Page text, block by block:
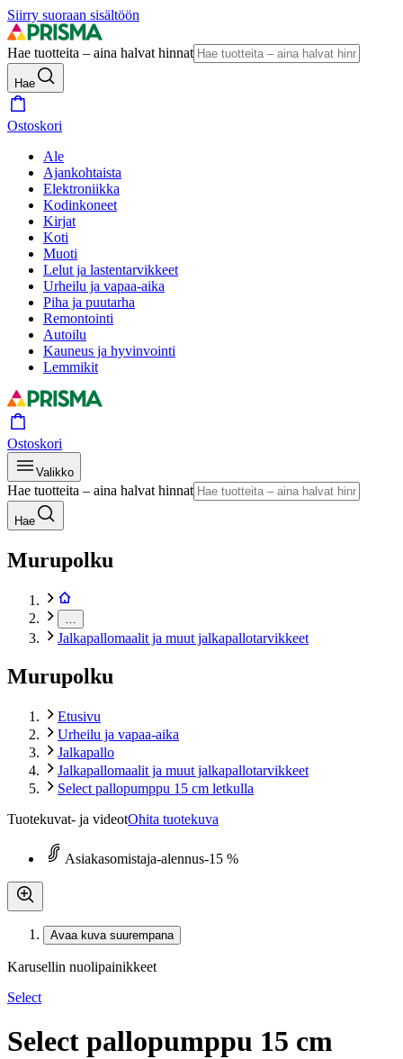
Siirry suoraan sisältöön
Hae tuotteita – aina halvat hinnat
Hae
Ostoskori
Ale
Ajankohtaista
Elektroniikka
Kodinkoneet
Kirjat
Koti
Muoti
Lelut ja lastentarvikkeet
Urheilu ja vapaa-aika
Piha ja puutarha
Remontointi
Autoilu
Kauneus ja hyvinvointi
Lemmikit
Ostoskori
Valikko
Hae tuotteita – aina halvat hinnat
Hae
Murupolku
Jalkapallomaalit ja muut jalkapallotarvikkeet
Murupolku
Etusivu
Urheilu ja vapaa-aika
Jalkapallo
Jalkapallomaalit ja muut jalkapallotarvikkeet
Select pallopumppu 15 cm letkulla
Tuotekuvat- ja videotOhita tuotekuva
Asiakasomistaja-alennus-15 %
Avaa kuva suurempana
Karusellin nuolipainikkeet
Select
Select pallopumppu 15 cm